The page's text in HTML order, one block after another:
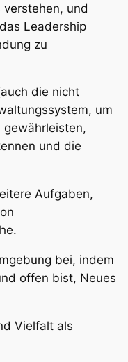
und
Leadership
zu
die nicht
um
gewährleisten,
und die
Aufgaben,
bei, indem
offen bist, Neues
Vielfalt als